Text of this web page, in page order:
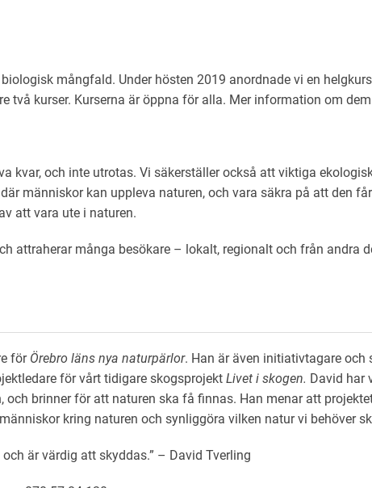
mångfald. Under hösten 2019 anordnade vi en
två kurser. Kurserna är öppna för alla. Mer information om
kvar, och inte utrotas. Vi säkerställer också att viktiga
människor kan uppleva naturen, och vara säkra på att den
att vara ute i naturen.
attraherar många besökare – lokalt, regionalt och från andra
för Örebro läns nya naturpärlor. Han är även initiativtagare och
för vårt tidigare skogsprojekt Livet i skogen. David har
och brinner för att naturen ska få finnas. Han menar att
kring naturen och synliggöra vilken natur vi behöver
är värdig att skyddas.” – David Tverling